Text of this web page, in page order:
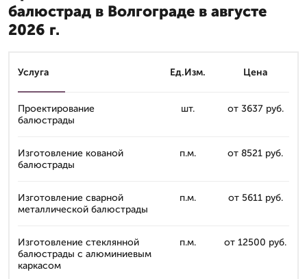
балюстрад в Волгограде в августе
2026 г.
Услуга Ед.Изм. Цена
Проектирование
балюстрады
шт. от 3637 руб.
Изготовление кованой
балюстрады
п.м. от 8521 руб.
Изготовление сварной
металлической балюстрады
п.м. от 5611 руб.
Изготовление стеклянной
балюстрады с алюминиевым
каркасом
п.м. от 12500 руб.